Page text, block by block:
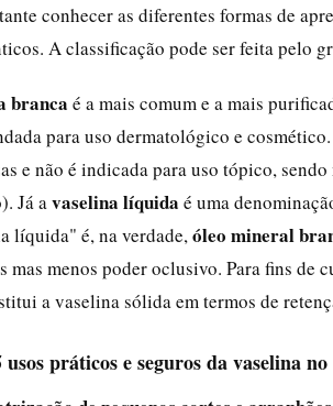
conhecer as diferentes formas de
A classificação pode ser feita pelo
branca é a mais comum e a mais
para uso dermatológico e
e não é indicada para uso tópico,
Já a vaselina líquida é uma
líquida" é, na verdade, óleo mineral
mas menos poder oclusivo. Para fins de
a vaselina sólida em termos de
práticos e seguros da vaselina